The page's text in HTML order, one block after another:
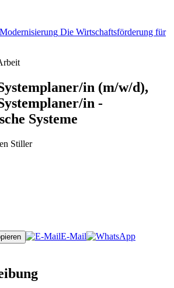
Die Wirtschaftsförderung für
in (m/w/d),
in -
Systeme
Stiller
E-Mail